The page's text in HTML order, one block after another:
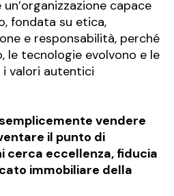
capace
fondata su etica,
e responsabilità, perché
le tecnologie evolvono e le
i valori autentici
vendere
il punto di
cerca eccellenza, fiducia
immobiliare della